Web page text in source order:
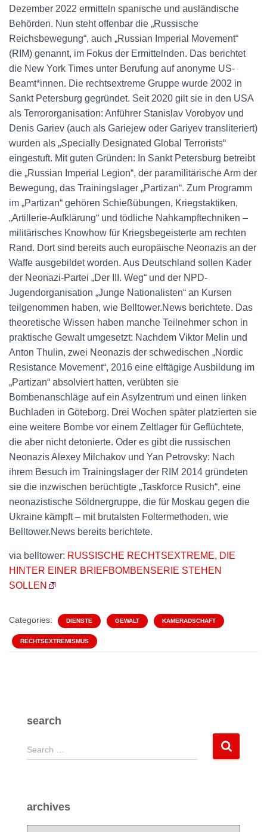
Dezember 2022 ermitteln spanische und ausländische
Behörden. Nun steht offenbar die „Russische
Reichsbewegung“, auch „Russian Imperial Movement“
(RIM) genannt, im Fokus der Ermittelnden. Das berichtet
die New York Times unter Berufung auf anonyme US-
Beamt*innen. Die rechtsextreme Gruppe wurde 2002 in
Sankt Petersburg gegründet. Seit 2020 gilt sie in den USA
als Terrororganisation: Anführer Stanislav Vorobyov und
Denis Gariev (auch als Gariejew oder Gariyev transliteriert)
wurden als „Specially Designated Global Terrorists“
eingestuft. Mit guten Gründen: In Sankt Petersburg betreibt
die „Russian Imperial Legion“, der paramilitärische Arm der
Bewegung, das Trainingslager „Partizan“. Zum Programm
im „Partizan“ gehören Schießübungen, Kriegstaktiken,
„Artillerie-Aufklärung“ und tödliche Nahkampftechniken –
militärisches Knowhow für Kriegsbegeisterte am rechten
Rand. Dort sind bereits auch europäische Neonazis an der
Waffe ausgebildet worden. Aus Deutschland sollen Kader
der Neonazi-Partei „Der III. Weg“ und der NPD-
Jugendorganisation „Junge Nationalisten“ an Kursen
teilgenommen haben, wie Belltower.News berichtete. Das
theoretische Wissen haben manche Teilnehmer schon in
praktische Gewalt umgesetzt: Nachdem Viktor Melin und
Anton Thulin, zwei Neonazis der schwedischen „Nordic
Resistance Movement“, 2016 eine elftägige Ausbildung im
„Partizan“ absolviert hatten, verübten sie
Bombenanschläge auf ein Asylzentrum und einen linken
Buchladen in Göteborg. Drei Wochen später platzierten sie
eine weitere Bombe vor einem Zeltlager für Geflüchtete,
die aber nicht detonierte. Oder es gibt die russischen
Neonazis Alexey Milchakov und Yan Petrovsky: Nach
ihrem Besuch im Trainingslager der RIM 2014 gründeten
sie die inzwischen berüchtigte „Taskforce Rusich“, eine
neonazistische Söldnergruppe, die für Moskau gegen die
Ukraine kämpft – mit brutalsten Foltermethoden, wie
Belltower.News bereits berichtete.
via belltower: RUSSISCHE RECHTSEXTREME, DIE
HINTER EINER BRIEFBOMBENSERIE STEHEN
SOLLEN
Categories: DIENSTE GEWALT KAMERADSCHAFT
RECHTSEXTREMISMUS
search
S
e
h
f
Search …
archives